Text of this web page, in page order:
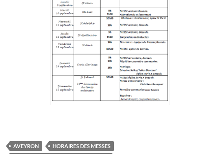
AVEYRON HORAIRES DES MESSES